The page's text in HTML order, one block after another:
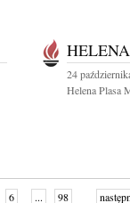
24
Helena Plasa
6 ... 98